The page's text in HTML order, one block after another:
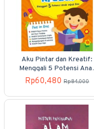
Aku Pintar dan Kreatif:
Menggali 5 Potensi Anak
Sejak Dini
Rp60,480 Rp84,000